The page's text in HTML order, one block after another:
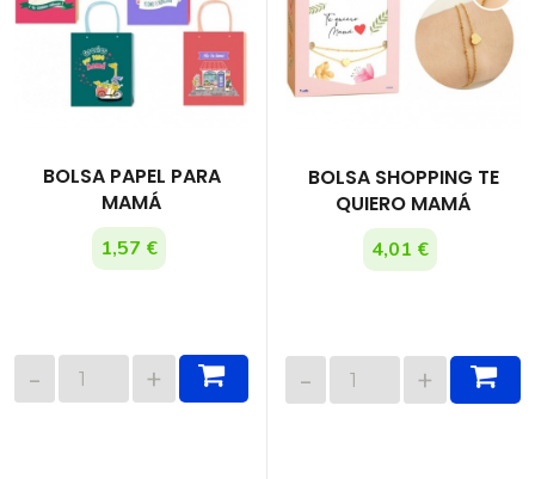
BOLSA PAPEL PARA
MAMÁ
1,57 €
BOLSA SHOPPING TE
QUIERO MAMÁ
4,01 €